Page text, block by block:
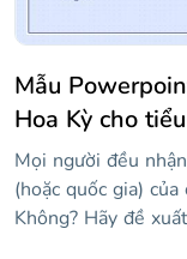
Mẫu
Hoa Kỳ cho
Mọi người đều
(hoặc quốc gia)
Không? Hãy đề